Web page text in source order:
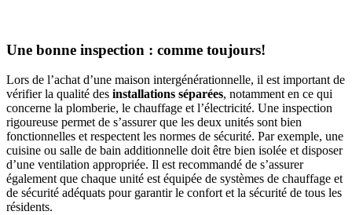
Une bonne inspection : comme toujours!
Lors de l’achat d’une maison intergénérationnelle, il est important de
vérifier la qualité des installations séparées, notamment en ce qui
concerne la plomberie, le chauffage et l’électricité. Une inspection
rigoureuse permet de s’assurer que les deux unités sont bien
fonctionnelles et respectent les normes de sécurité. Par exemple, une
cuisine ou salle de bain additionnelle doit être bien isolée et disposer
d’une ventilation appropriée. Il est recommandé de s’assurer
également que chaque unité est équipée de systèmes de chauffage et
de sécurité adéquats pour garantir le confort et la sécurité de tous les
résidents.